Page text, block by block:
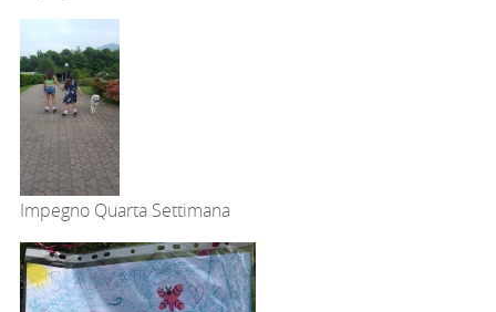
Impegno Quarta Settimana